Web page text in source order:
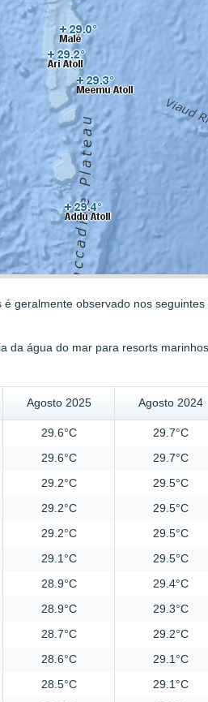
geralmente observado nos
da água do mar para resorts
Agosto 2025 Agosto 2024
29.6°C 29.7°C
29.6°C 29.7°C
29.2°C 29.5°C
29.2°C 29.5°C
29.2°C 29.5°C
29.1°C 29.5°C
28.9°C 29.4°C
28.9°C 29.3°C
28.7°C 29.2°C
28.6°C 29.1°C
28.5°C 29.1°C